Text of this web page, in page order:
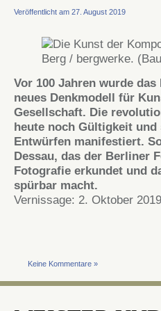
Veröffentlicht am 27. August 2019
Vor 100 Jahren wurde
neues Denkmodell für
Gesellschaft. Die
heute noch Gültigkeit
Entwürfen manifestiert.
Dessau, das der Berliner
Fotografie erkundet und
spürbar macht.
Vernissage: 2. Oktober
Keine Kommentare »